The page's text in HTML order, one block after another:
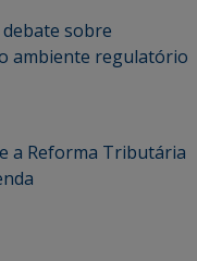
sobre
ambiente regulatório
a Reforma Tributária